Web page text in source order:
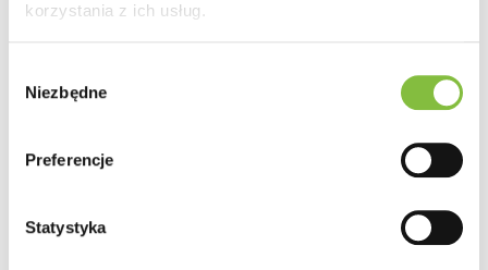
korzystania z ich usług.
zgody
Niezbędne
Preferencje
Statystyka